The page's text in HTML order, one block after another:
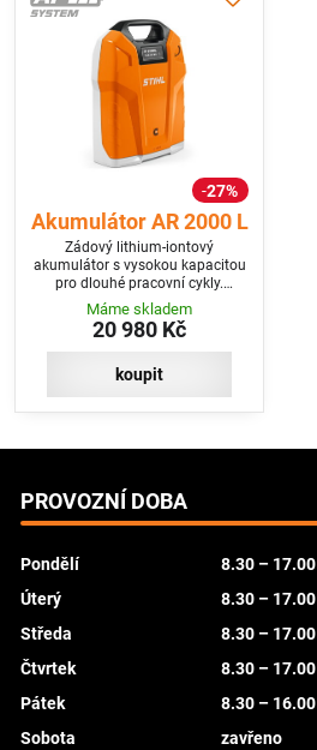
27%
Akumulátor AR 2000 L
Zádový lithium-iontový
akumulátor s vysokou kapacitou
pro dlouhé pracovní cykly.
Robustní pouzdro s
integrovaným nosným madlem.
Máme skladem
20 980 Kč
koupit
PROVOZNÍ DOBA
Pondělí
8.30 – 17.00
Úterý
8.30 – 17.00
Středa
8.30 – 17.00
Čtvrtek
8.30 – 17.00
Pátek
8.30 – 16.00
Sobota
zavřeno